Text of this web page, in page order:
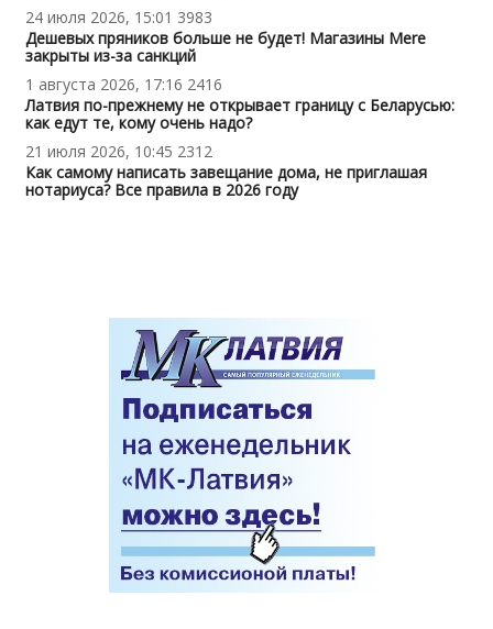
24 июля 2026, 15:01 3983
Дешевых пряников больше не будет! Магазины Mere
закрыты из-за санкций
1 августа 2026, 17:16 2416
Латвия по-прежнему не открывает границу с Беларусью:
как едут те, кому очень надо?
21 июля 2026, 10:45 2312
Как самому написать завещание дома, не приглашая
нотариуса? Все правила в 2026 году